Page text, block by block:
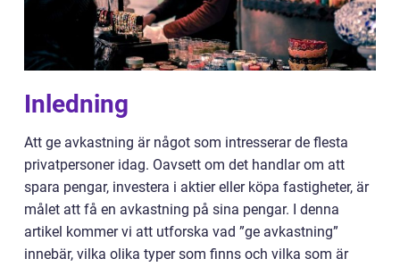
Inledning
Att ge avkastning är något som intresserar de flesta
privatpersoner idag. Oavsett om det handlar om att
spara pengar, investera i aktier eller köpa fastigheter, är
målet att få en avkastning på sina pengar. I denna
artikel kommer vi att utforska vad ”ge avkastning”
innebär, vilka olika typer som finns och vilka som är